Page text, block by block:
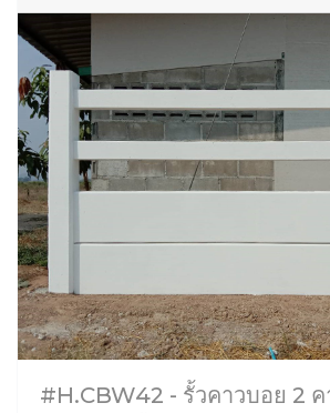
#H.CBW42 - รั้วคาวบอย 2